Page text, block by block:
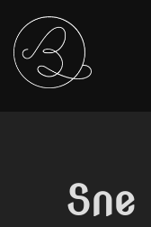
indhold
Sne